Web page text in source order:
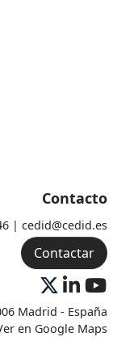
Contacto
| cedid@cedid.es
Contactar
Madrid - España
en Google Maps